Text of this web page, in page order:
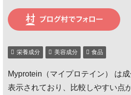
栄養成分 美容成分 食品
Myprotein（マイプロテイン） は
表示されており、比較しやすい点